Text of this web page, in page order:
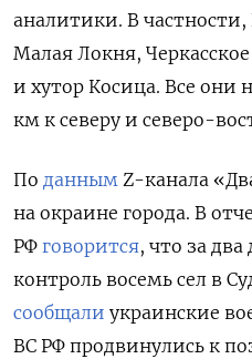
аналитики. В
Малая Локня,
и хутор Косица. Все они
км к северу и северо-
По данным Z-канала
на окраине города. В
РФ говорится, что за
контроль восемь сел в
сообщали украинские
ВС РФ продвинулись к